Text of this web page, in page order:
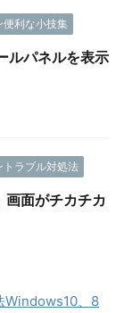
便利な小技集
ルパネルを表示
トラブル対処法
面がチカチカ
Windows10、8